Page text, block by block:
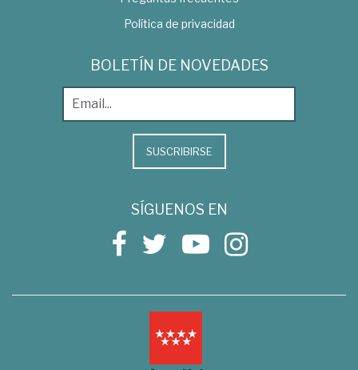
Política de privacidad
BOLETÍN DE NOVEDADES
SUSCRIBIRSE
SÍGUENOS EN